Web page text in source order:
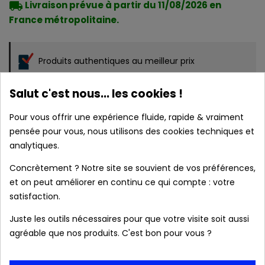
local_shipping Livraison prévue à partir du 11/08/2026 en
France métropolitaine.
Produits authentiques au meilleur prix
Livraison rapide 24/48h
Frais de port OFFERTS dès 39 € (France
métropolitaine).
de notre boutique
Salut c'est nous... les cookies !
Pour vous offrir une expérience fluide, rapide & vraiment
pensée pour vous, nous utilisons des cookies techniques et
analytiques.
Concrètement ? Notre site se souvient de vos préférences,
et on peut améliorer en continu ce qui compte : votre
satisfaction.
Juste les outils nécessaires pour que votre visite soit aussi
agréable que nos produits. C'est bon pour vous ?